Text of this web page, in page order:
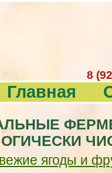
8
Главная
ягоды и